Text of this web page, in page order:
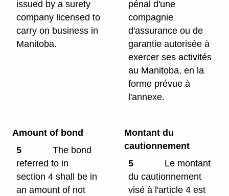
issued by a surety
company licensed to
carry on business in
Manitoba.
pénal d'une
compagnie
d'assurance ou de
garantie autorisée à
exercer ses activités
au Manitoba, en la
forme prévue à
l'annexe.
Amount of bond
5
The bond
referred to in
section 4 shall be in
an amount of not
Montant du
cautionnement
5
Le montant
du cautionnement
visé à l'article 4 est